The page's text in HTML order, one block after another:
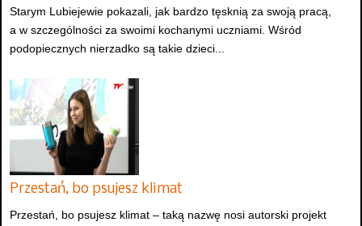
Starym Lubiejewie pokazali, jak bardzo tęsknią za swoją pracą,
a w szczególności za swoimi kochanymi uczniami. Wśród
podopiecznych nierzadko są takie dzieci...
Przestań, bo psujesz klimat
Przestań, bo psujesz klimat – taką nazwę nosi autorski projekt